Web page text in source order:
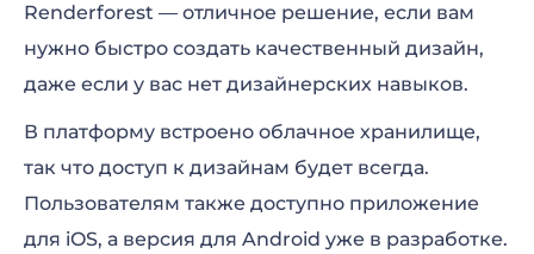
Renderforest — отличное решение, если вам
нужно быстро создать качественный дизайн,
даже если у вас нет дизайнерских навыков.
В платформу встроено облачное хранилище,
так что доступ к дизайнам будет всегда.
Пользователям также доступно приложение
для iOS, а версия для Android уже в разработке.